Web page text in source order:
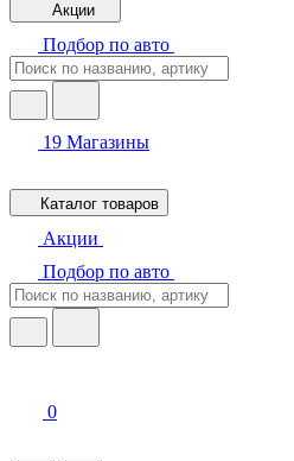
Акции
Подбор по авто
19 Магазины
Каталог товаров
Акции
Подбор по авто
0